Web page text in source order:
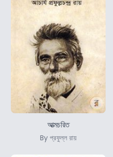
আত্মচরিত
By প্রফুল্ল রায়